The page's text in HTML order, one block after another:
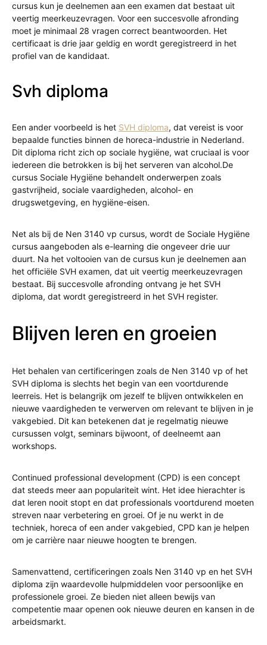
cursus kun je deelnemen aan een examen dat bestaat uit
veertig meerkeuzevragen. Voor een succesvolle afronding
moet je minimaal 28 vragen correct beantwoorden. Het
certificaat is drie jaar geldig en wordt geregistreerd in het
profiel van de kandidaat.
Svh diploma
Een ander voorbeeld is het SVH diploma, dat vereist is voor
bepaalde functies binnen de horeca-industrie in Nederland.
Dit diploma richt zich op sociale hygiëne, wat cruciaal is voor
iedereen die betrokken is bij het serveren van alcohol.De
cursus Sociale Hygiëne behandelt onderwerpen zoals
gastvrijheid, sociale vaardigheden, alcohol- en
drugswetgeving, en hygiëne-eisen.
Net als bij de Nen 3140 vp cursus, wordt de Sociale Hygiëne
cursus aangeboden als e-learning die ongeveer drie uur
duurt. Na het voltooien van de cursus kun je deelnemen aan
het officiële SVH examen, dat uit veertig meerkeuzevragen
bestaat. Bij succesvolle afronding ontvang je het SVH
diploma, dat wordt geregistreerd in het SVH register.
Blijven leren en groeien
Het behalen van certificeringen zoals de Nen 3140 vp of het
SVH diploma is slechts het begin van een voortdurende
leerreis. Het is belangrijk om jezelf te blijven ontwikkelen en
nieuwe vaardigheden te verwerven om relevant te blijven in je
vakgebied. Dit kan betekenen dat je regelmatig nieuwe
cursussen volgt, seminars bijwoont, of deelneemt aan
workshops.
Continued professional development (CPD) is een concept
dat steeds meer aan populariteit wint. Het idee hierachter is
dat leren nooit stopt en dat professionals voortdurend moeten
streven naar verbetering en groei. Of je nu werkt in de
techniek, horeca of een ander vakgebied, CPD kan je helpen
om je carrière naar nieuwe hoogten te brengen.
Samenvattend, certificeringen zoals Nen 3140 vp en het SVH
diploma zijn waardevolle hulpmiddelen voor persoonlijke en
professionele groei. Ze bieden niet alleen bewijs van
competentie maar openen ook nieuwe deuren en kansen in de
arbeidsmarkt.